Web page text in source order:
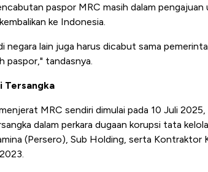
paspor MRC masih dalam pengajuan
ke Indonesia.
negara lain juga harus dicabut sama
paspor," tandasnya.
Tersangka
MRC sendiri dimulai pada 10 Juli
dalam perkara dugaan korupsi tata
(Persero), Sub Holding, serta Kontraktor
Tembaga